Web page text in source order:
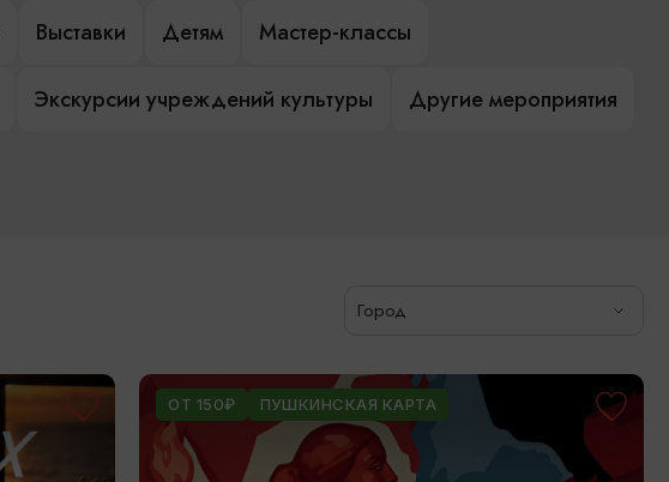
Выставки Детям Мастер-классы
Экскурсии учреждений культуры Другие мероприятия
Город
ОТ 150₽ ПУШКИНСКАЯ КАРТА